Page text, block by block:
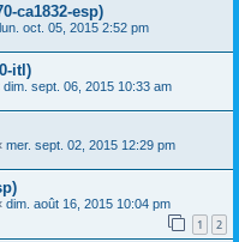
ca1832-esp)
lun. oct. 05, 2015 2:52 pm
itl)
dim. sept. 06, 2015 10:33 am
mer. sept. 02, 2015 12:29 pm
dim. août 16, 2015 10:04 pm
1 2